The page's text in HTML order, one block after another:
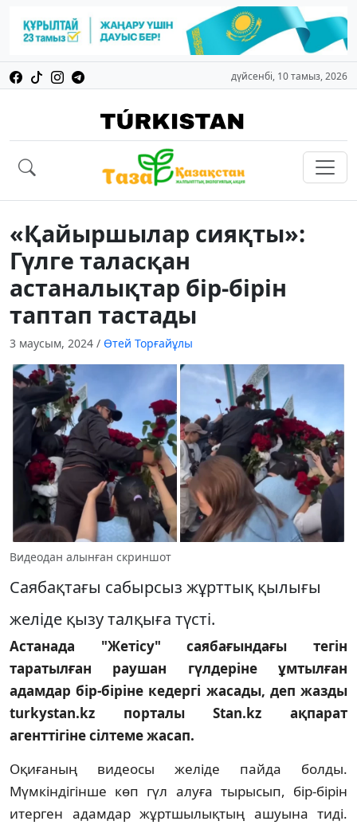
дүйсенбі, 10 тамыз, 2026
«Қайыршылар сияқты»:
Гүлге таласқан
астаналықтар бір-бірін
таптап тастады
3 маусым, 2024 / Өтей Торғайұлы
Видеодан алынған скриншот
Саябақтағы сабырсыз жұрттық қылығы
желіде қызу талқыға түсті.
Астанада "Жетісу" саябағындағы тегін
таратылған раушан гүлдеріне ұмтылған
адамдар бір-біріне кедергі жасады, деп жазды
turkystan.kz порталы Stan.kz ақпарат
агенттігіне сілтеме жасап.
Оқиғаның видеосы желіде пайда болды.
Мүмкіндігінше көп гүл алуға тырысып, бір-бірін
итерген адамдар жұртшылықтың ашуына тиді.